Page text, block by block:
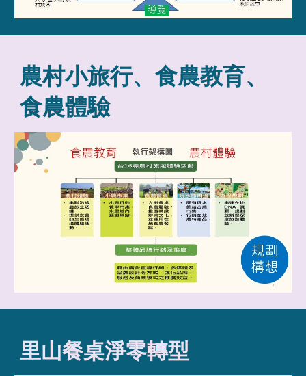
農村小旅行、食農教育、
食農體驗
里山餐桌淨零轉型